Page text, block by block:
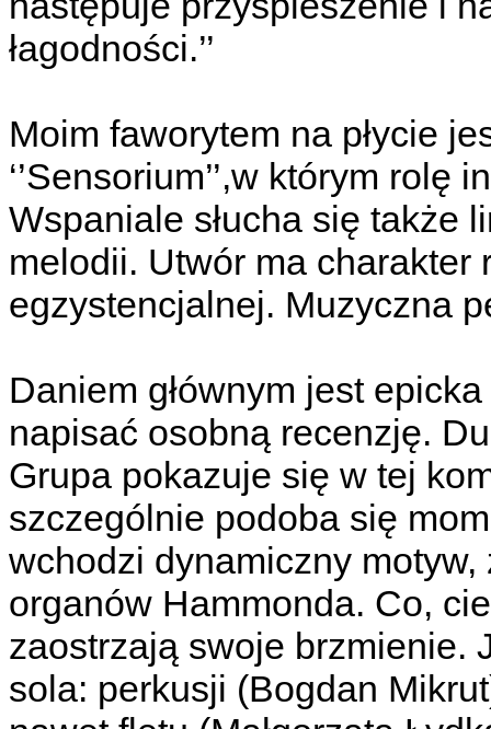
łagodności.’’
Moim faworytem na płycie
‘’Sensorium’’,w którym
Wspaniale słucha się także
melodii. Utwór ma
egzystencjalnej. Muzyczna
Daniem głównym jest
napisać osobną recenzję.
Grupa pokazuje się w tej
szczególnie podoba się
wchodzi dynamiczny motyw,
organów Hammonda. Co,
zaostrzają swoje brzmienie.
sola: perkusji (Bogdan